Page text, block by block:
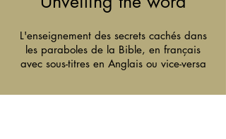
L'enseignement des secrets cachés dans
les paraboles de la Bible, en français
avec sous-titres en Anglais ou vice-versa